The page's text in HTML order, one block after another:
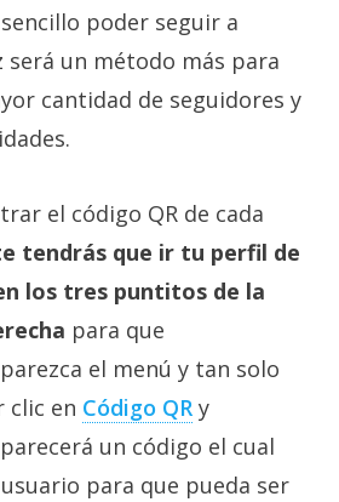
poder seguir a
será un método más para
cantidad de seguidores y
el código QR de cada
tendrás que ir tu perfil de
los tres puntitos de la
para que
el menú y tan solo
clic en Código QR y
un código el cual
para que pueda ser